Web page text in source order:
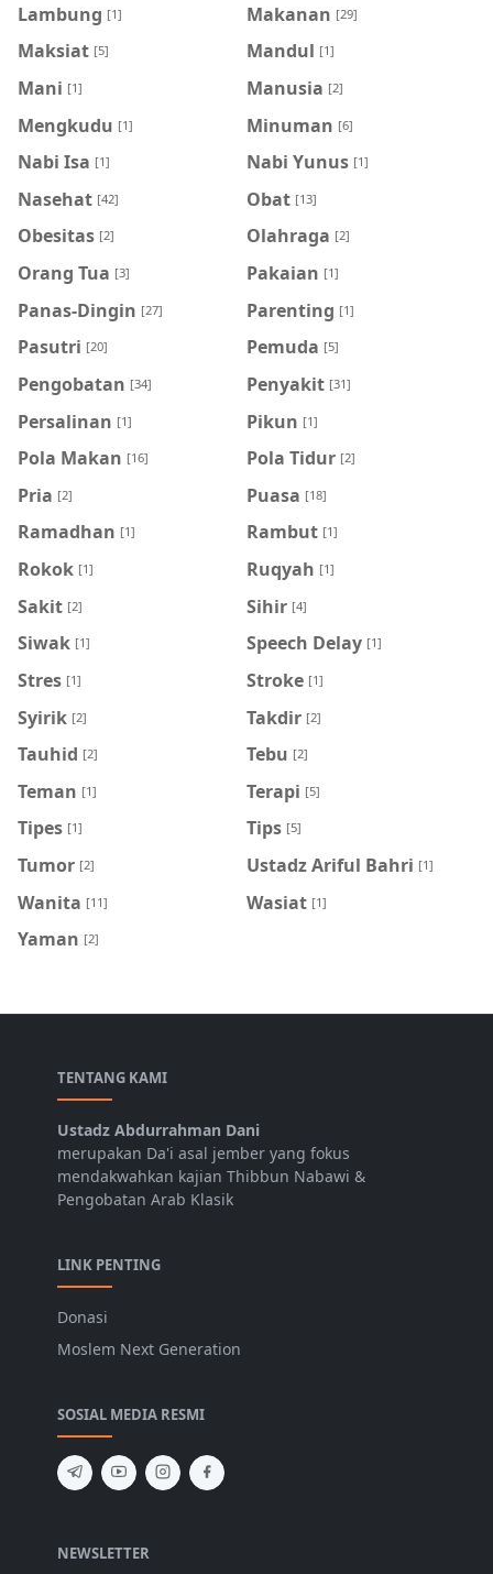
Lambung [1] Makanan [29]
Maksiat [5] Mandul [1]
Mani [1] Manusia [2]
Mengkudu [1] Minuman [6]
Nabi Isa [1] Nabi Yunus [1]
Nasehat [42] Obat [13]
Obesitas [2] Olahraga [2]
Orang Tua [3] Pakaian [1]
Panas-Dingin [27] Parenting [1]
Pasutri [20] Pemuda [5]
Pengobatan [34] Penyakit [31]
Persalinan [1] Pikun [1]
Pola Makan [16] Pola Tidur [2]
Pria [2] Puasa [18]
Ramadhan [1] Rambut [1]
Rokok [1] Ruqyah [1]
Sakit [2] Sihir [4]
Siwak [1] Speech Delay [1]
Stres [1] Stroke [1]
Syirik [2] Takdir [2]
Tauhid [2] Tebu [2]
Teman [1] Terapi [5]
Tipes [1] Tips [5]
Tumor [2] Ustadz Ariful Bahri [1]
Wanita [11] Wasiat [1]
Yaman [2]
TENTANG KAMI
Ustadz Abdurrahman Dani
merupakan Da'i asal jember yang fokus
mendakwahkan kajian Thibbun Nabawi &
Pengobatan Arab Klasik
LINK PENTING
Donasi
Moslem Next Generation
SOSIAL MEDIA RESMI
NEWSLETTER